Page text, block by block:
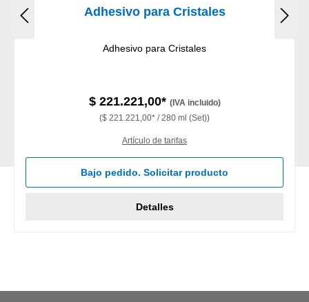
Adhesivo para Cristales
Adhesivo para Cristales
$ 221.221,00* (IVA incluido)
($ 221.221,00* / 280 ml (Set))
Artículo de tarifas
Bajo pedido. Solicitar producto
Detalles